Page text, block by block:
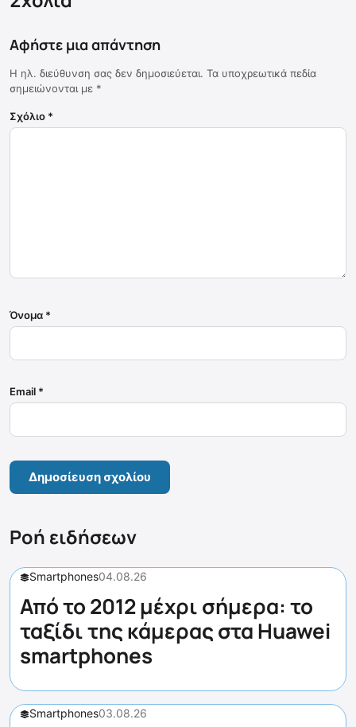
Αφήστε μια απάντηση
Η ηλ. διεύθυνση σας δεν δημοσιεύεται. Τα υποχρεωτικά πεδία
σημειώνονται με *
Σχόλιο *
Όνομα *
Email *
Ροή ειδήσεων
Smartphones04.08.26
Από το 2012 μέχρι σήμερα: το
ταξίδι της κάμερας στα Huawei
smartphones
Smartphones03.08.26